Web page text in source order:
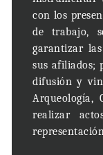
con los
de trabajo,
garantizar
sus afiliados;
difusión y
Arqueología,
realizar